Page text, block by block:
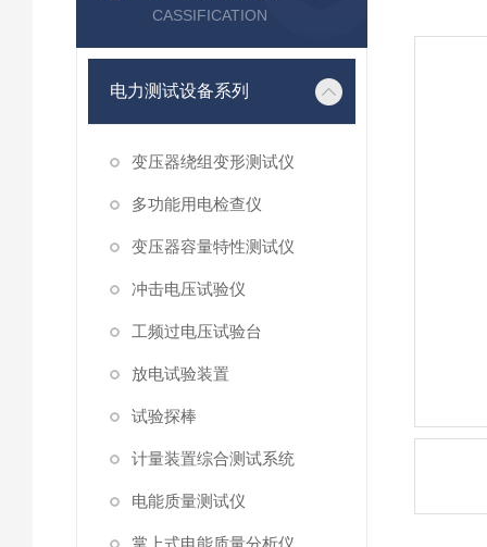
CASSIFICATION
电力测试设备系列
变压器绕组变形测试仪
多功能用电检查仪
变压器容量特性测试仪
冲击电压试验仪
工频过电压试验台
放电试验装置
试验探棒
计量装置综合测试系统
电能质量测试仪
掌上式电能质量分析仪